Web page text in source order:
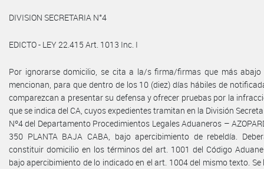
DIVISION SECRETARIA N°4
EDICTO - LEY 22.415 Art. 1013 Inc. I
Por ignorarse domicilio, se cita a la/s firma/firmas que más abajo
mencionan, para que dentro de los 10 (diez) días hábiles de
comparezcan a presentar su defensa y ofrecer pruebas por la
que se indica del CA, cuyos expedientes tramitan en la División
Nº4 del Departamento Procedimientos Legales Aduaneros –
350 PLANTA BAJA CABA, bajo apercibimiento de rebeldía.
constituir domicilio en los términos del art. 1001 del Código
bajo apercibimiento de lo indicado en el art. 1004 del mismo texto. Se